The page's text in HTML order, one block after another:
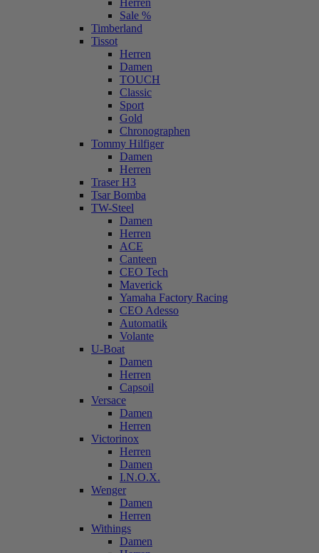
Herren
Sale %
Timberland
Tissot
Herren
Damen
TOUCH
Classic
Sport
Gold
Chronographen
Tommy Hilfiger
Damen
Herren
Traser H3
Tsar Bomba
TW-Steel
Damen
Herren
ACE
Canteen
CEO Tech
Maverick
Yamaha Factory Racing
CEO Adesso
Automatik
Volante
U-Boat
Damen
Herren
Capsoil
Versace
Damen
Herren
Victorinox
Herren
Damen
I.N.O.X.
Wenger
Damen
Herren
Withings
Damen